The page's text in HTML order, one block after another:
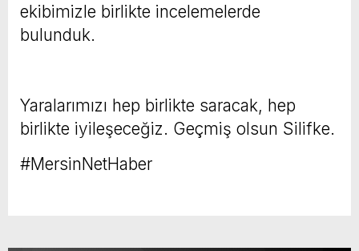
ekibimizle birlikte incelemelerde
bulunduk.
Yaralarımızı hep birlikte saracak, hep
birlikte iyileşeceğiz. Geçmiş olsun Silifke.
#MersinNetHaber